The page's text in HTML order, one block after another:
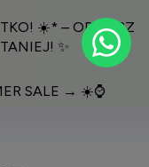
☀️* – ODBIERZ
✨
SALE → ☀️⌚️